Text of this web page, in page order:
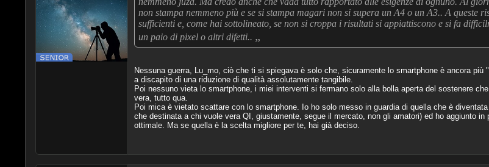
non stampa nemmeno più e se si stampa magari non si supera un A4 o un A3.. A queste
sufficienti e, come hai sottolineato, se non si croppa i risultati si appiattiscono e si fa
un paio di pixel o altri difetti.. „
Nessuna guerra, Lu_mo, ciò che ti si spiegava è solo che, sicuramente lo smartphone è ancora più
a discapito di una riduzione di qualità assolutamente tangibile.
Poi nessuno vieta lo smartphone, i miei interventi si fermano solo alla bolla aperta del sostenere
vera, tutto qua.
Poi mica è vietato scattare con lo smartphone. Io ho solo messo in guardia di quella che è
che destinata a chi vuole vera QI, giustamente, segue il mercato, non gli amatori) ed ho aggiunto in
ottimale. Ma se quella è la scelta migliore per te, hai già deciso.